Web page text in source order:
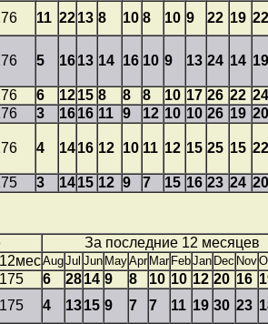
11 2213 8 10 8 10 9 22 19 22
5 1613 14 16 10 9 13 24 14 19
6 1215 8 8 8 10 17 26 22 24
3 1616 11 9 12 10 10 26 19 20
4 1416 12 10 11 12 15 25 15 22
3 1415 12 9 7 15 16 23 24 20
За последние 12 месяцев
12месAugJul Jun MayApr Mar FebJan Dec Nov
175 6 2814 9 8 10 10 12 20 16
175 4 1315 9 7 7 11 19 30 23